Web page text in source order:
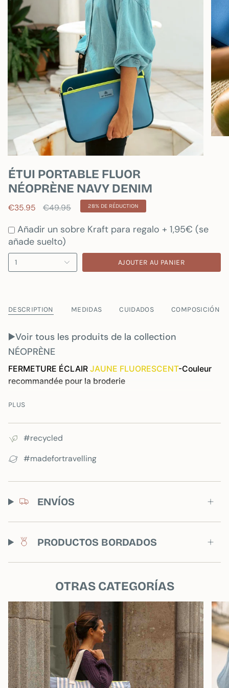
ÉTUI PORTABLE FLUOR
NÉOPRÈNE NAVY DENIM
€35.95
Prix
€49.95 28% DE RÉDUCTION
Añadir un sobre Kraft para regalo + 1,95€ (se
añade suelto)
1 AJOUTER AU PANIER
DESCRIPTION MEDIDAS CUIDADOS COMPOSICIÓN
▶️Voir tous les produits de la collection
NÉOPRÈNE
FERMETURE ÉCLAIR JAUNE FLUORESCENT-Couleur
recommandée pour la broderie
élégante et moderne ? Vous êtes au bon endroit. Nous
proposons plusieurs modèles de qualité sur notre site
web, mais cette fois-ci, nous vous présentons une
désormais disponibles en néoprène !
portables de 13 pouces, elle mesure 33 cm de large
pour ranger stylos, clés USB ou documents, et d'une
apportera une touche de gaieté à votre quotidien.
Vous pouvez également faire personnaliser
votre housse d'ordinateur portable. Nous
recommandons le jaune fluo pour la broderie,
afin qu'elle soit assortie à la fermeture éclair.
SOINS:
Le meilleur moyen de prolonger la durée de vie
de vos housses en néoprène est de les laver.en
PLUS
#recycled
#madefortravelling
ENVÍOS
PRODUCTOS BORDADOS
OTRAS CATEGORÍAS